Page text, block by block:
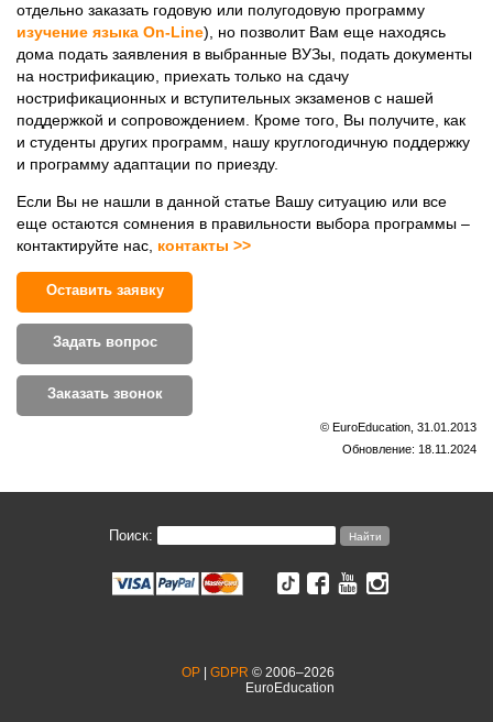
отдельно заказать годовую или полугодовую программу
изучение языка On-Line), но позволит Вам еще находясь
дома подать заявления в выбранные ВУЗы, подать документы
на нострификацию, приехать только на сдачу
нострификационных и вступительных экзаменов с нашей
поддержкой и сопровождением. Кроме того, Вы получите, как
и студенты других программ, нашу круглогодичную поддержку
и программу адаптации по приезду.
Если Вы не нашли в данной статье Вашу ситуацию или все
еще остаются сомнения в правильности выбора программы –
контактируйте наc, контакты >>
Оставить заявку
Задать вопрос
Заказать звонок
© EuroEducation, 31.01.2013
Обновление: 18.11.2024
Поиск:
OP GDPR © 2006–2026
EuroEducation